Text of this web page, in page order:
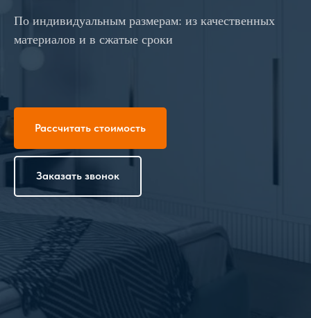
По индивидуальным размерам: из качественных
материалов и в сжатые сроки
Рассчитать стоимость
Заказать звонок